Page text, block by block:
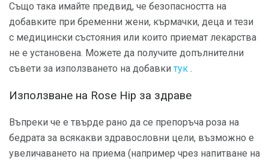
Също така имайте предвид, че безопасността на
добавките при бременни жени, кърмачки, деца и тези
с медицински състояния или които приемат лекарства
не е установена. Можете да получите допълнителни
съвети за използването на добавки тук .
Използване на Rose Hip за здраве
Въпреки че е твърде рано да се препоръча роза на
бедрата за всякакви здравословни цели, възможно е
увеличаването на приема (например чрез напитване на